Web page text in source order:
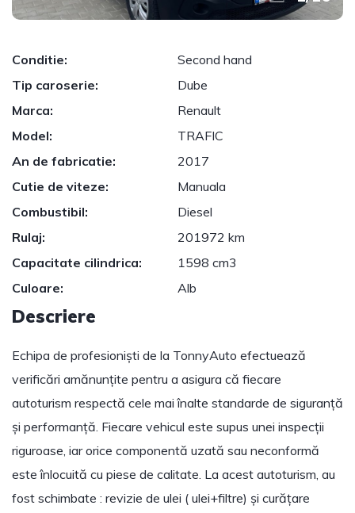
Conditie:
Second hand
Tip caroserie:
Dube
Marca:
Renault
Model:
TRAFIC
An de fabricatie:
2017
Cutie de viteze:
Manuala
Combustibil:
Diesel
Rulaj:
201972 km
Capacitate cilindrica:
1598 cm3
Culoare:
Alb
Descriere
Echipa de profesioniști de la TonnyAuto efectuează
verificări amănunțite pentru a asigura că fiecare
autoturism respectă cele mai înalte standarde de siguranță
și performanță. Fiecare vehicul este supus unei inspecții
riguroase, iar orice componentă uzată sau neconformă
este înlocuită cu piese de calitate. La acest autoturism, au
fost schimbate : revizie de ulei ( ulei+filtre) și curățare